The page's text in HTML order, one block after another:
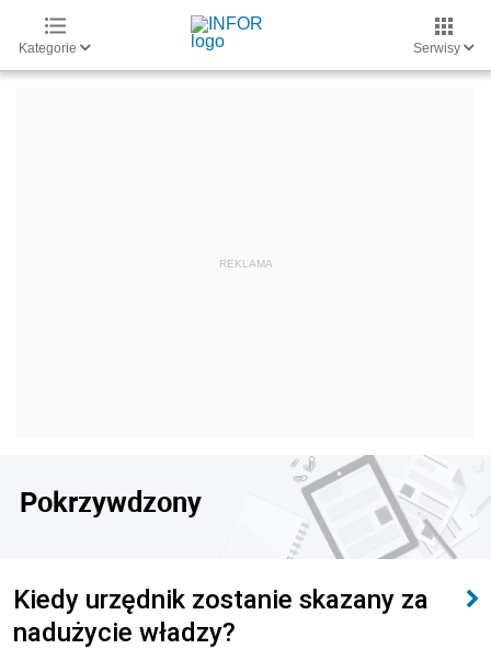
Kategorie Serwisy
Pokrzywdzony
Kiedy urzędnik zostanie skazany za
nadużycie władzy?